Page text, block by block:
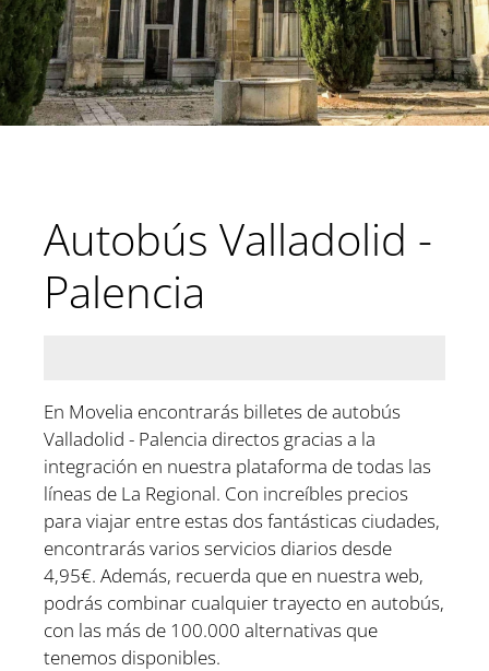
Autobús Valladolid -
Palencia
En Movelia encontrarás billetes de autobús
Valladolid - Palencia directos gracias a la
integración en nuestra plataforma de todas las
líneas de La Regional. Con increíbles precios
para viajar entre estas dos fantásticas ciudades,
encontrarás varios servicios diarios desde
4,95€. Además, recuerda que en nuestra web,
podrás combinar cualquier trayecto en autobús,
con las más de 100.000 alternativas que
tenemos disponibles.